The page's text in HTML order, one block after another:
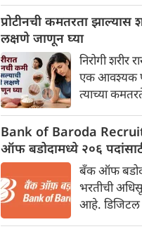
सोपा आणि
बनवण्यासाठी
लागतात
ताजेतवाने
प्रोटीनची कमतरता झाल्यास
लक्षणे जाणून घ्या
निरोगी शरीर
एक आवश्यक
त्याच्या
वारंवार
समस्या उद्भवू
Bank of Baroda
ऑफ बडोदामध्ये २०६
जाणून घ्या
बँक ऑफ
भरतीची
आहे. डिजिटल